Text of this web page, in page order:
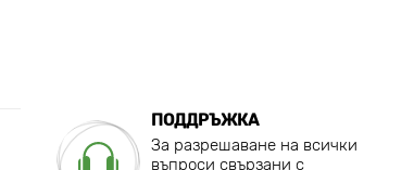
ПОДДРЪЖКА
За разрешаване на всички
въпроси свързани с